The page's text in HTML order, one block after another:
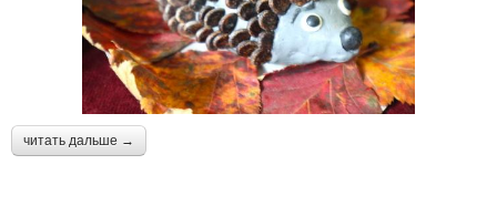
читать дальше →